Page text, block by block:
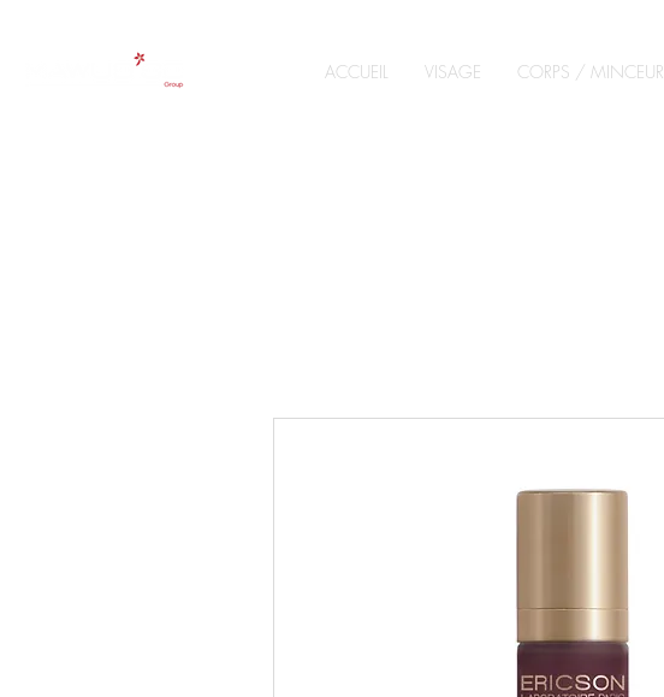
ACCUEIL VISAGE CORPS / MINCEUR